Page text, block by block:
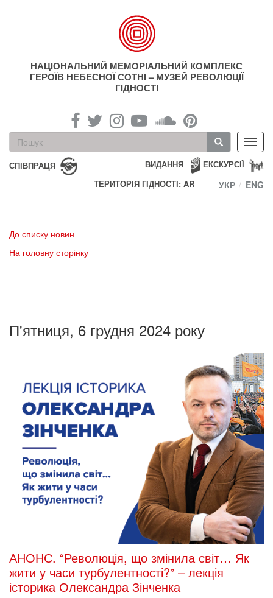
НАЦІОНАЛЬНИЙ МЕМОРІАЛЬНИЙ КОМПЛЕКС
ГЕРОЇВ НЕБЕСНОЇ СОТНІ – МУЗЕЙ РЕВОЛЮЦІЇ
ГІДНОСТІ
Пошукова
форма
Пошук
СПІВПРАЦЯ ЕКСКУРСІЇ
ВИДАННЯ
ТЕРИТОРІЯ ГІДНОСТІ: AR
УКР ENG
До списку новин
На головну сторінку
П'ятниця, 6 грудня 2024 року
АНОНС. “Революція, що змінила світ… Як
жити у часи турбулентності?” – лекція
історика Олександра Зінченка